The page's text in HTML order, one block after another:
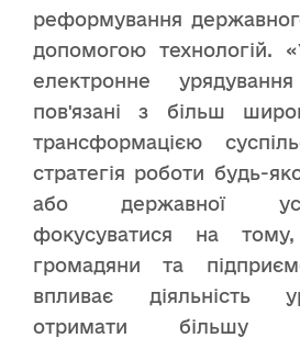
реформування
допомогою технологій.
електронне
пов'язані з більш
трансформацією
стратегія роботи будь-
або державної
фокусуватися на
громадяни та
впливає діяльність
отримати більшу